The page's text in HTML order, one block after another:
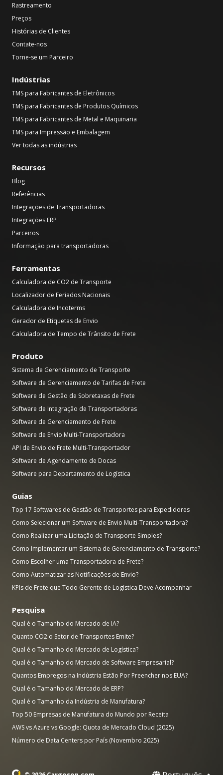
Rastreamento
Preços
Histórias de Clientes
Contate-nos
Torne-se um Parceiro
Indústrias
TMS para Fabricantes de Eletrônicos
TMS para Fabricantes de Produtos Químicos
TMS para Fabricantes de Metal e Maquinaria
TMS para Impressão e Embalagem
Ver todas as indústrias
Recursos
Blog
Referências
Integrações de Transportadoras
Integrações ERP
Parceiros
Informação para transportadoras
Ferramentas
Calculadora de CO2 de Transporte
Localizador de Feriados Nacionais
Calculadora de Incoterms
Gerador de Etiquetas de Envio
Calculadora de Tempo de Trânsito de Frete
Produto
Sistema de Gerenciamento de Transporte
Software de Gerenciamento de Tarifas de Frete
Software de Gestão de Sobretaxas de Frete
Software de Integração de Transportadoras
Software de Gerenciamento de Frete
Software de Envio Multi-Transportadora
API de Envio de Frete Multi-Transportador
Software de Agendamento de Docas
Software para Departamento de Logística
Guias
Top 17 Softwares de Gestão de Transportes para Expedidores
Como Selecionar um Software de Envio Multi-Transportadora?
Como Realizar uma Licitação de Transporte Simples?
Como Implementar um Sistema de Gerenciamento de Transporte?
Como Escolher uma Transportadora de Frete?
Como Automatizar as Notificações de Envio?
KPIs de Frete que Todo Gerente de Logística Deve Acompanhar
Pesquisa
Qual é o Tamanho do Mercado de IA?
Quanto CO2 o Setor de Transportes Emite?
Qual é o Tamanho do Mercado de Logística?
Qual é o Tamanho do Mercado de Software Empresarial?
Quantos Empregos na Indústria Estão Por Preencher nos EUA?
Qual é o Tamanho do Mercado de ERP?
Qual é o Tamanho da Indústria de Manufatura?
Top 50 Empresas de Manufatura do Mundo por Receita
AWS vs Azure vs Google: Quota de Mercado Cloud (2025)
Número de Data Centers por País (Novembro 2025)